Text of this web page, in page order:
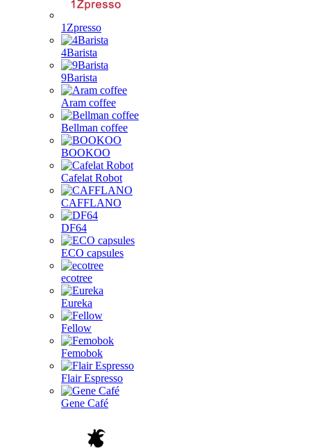
1Zpresso
4Barista
9Barista
Aram coffee
Bellman coffee
BOOKOO
Cafelat Robot
CAFFLANO
DF64
ECO capsules
ecotree
Eureka
Fellow
Femobok
Flair Espresso
Gene Café